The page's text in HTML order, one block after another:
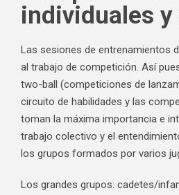
individuales
Las sesiones de entrenamientos
al trabajo de competición. Así
two-ball (competiciones de
circuito de habilidades y las
toman la máxima importancia e
trabajo colectivo y el
los grupos formados por varios
Los grandes grupos: cadetes/